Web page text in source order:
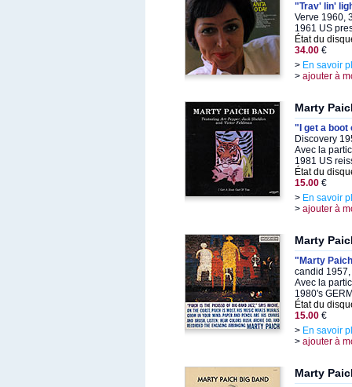
"Trav' lin'
Verve 1960,
1961 US
État du
34.00 €
> En savoir
> ajouter à
Marty
"I get a boot
Discovery
Avec la
1981 US
État du
15.00 €
> En savoir
> ajouter à
Marty
"Marty
candid
Avec la
1980's
État du
15.00 €
> En savoir
> ajouter à
Marty